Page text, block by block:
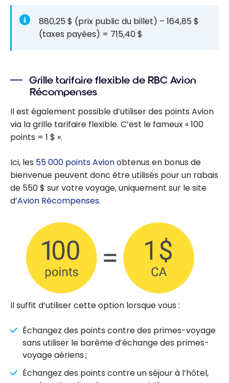
880,25 $ (prix public du billet) – 164,85 $
(taxes payées) = 715,40 $
Grille tarifaire flexible de RBC Avion
Récompenses
Il est également possible d’utiliser des points Avion
via la grille tarifaire flexible. C’est le fameux « 100
points = 1 $ ».
Ici, les 55 000 points Avionobtenus en bonus de
bienvenue peuvent donc être utilisés pour un rabais
de 550 $ sur votre voyage, uniquement sur le site
d’Avion Récompenses.
Il suffit d’utiliser cette option lorsque vous :
Échangez des points contre des primes-voyage
sans utiliser le barème d’échange des primes-
voyage aériens ;
Échangez des points contre un séjour à l’hôtel,